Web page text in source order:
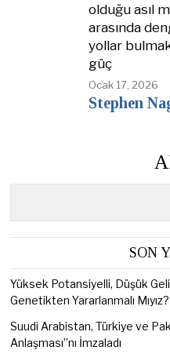
olduğu asıl
arasında
yollar
güç
Ocak 17, 2026
Stephen
SON
Yüksek Potansiyelli, Düşük
Genetikten Yararlanmalı Mıyız?
Suudi Arabistan, Türkiye ve
Anlaşması”nı İmzaladı